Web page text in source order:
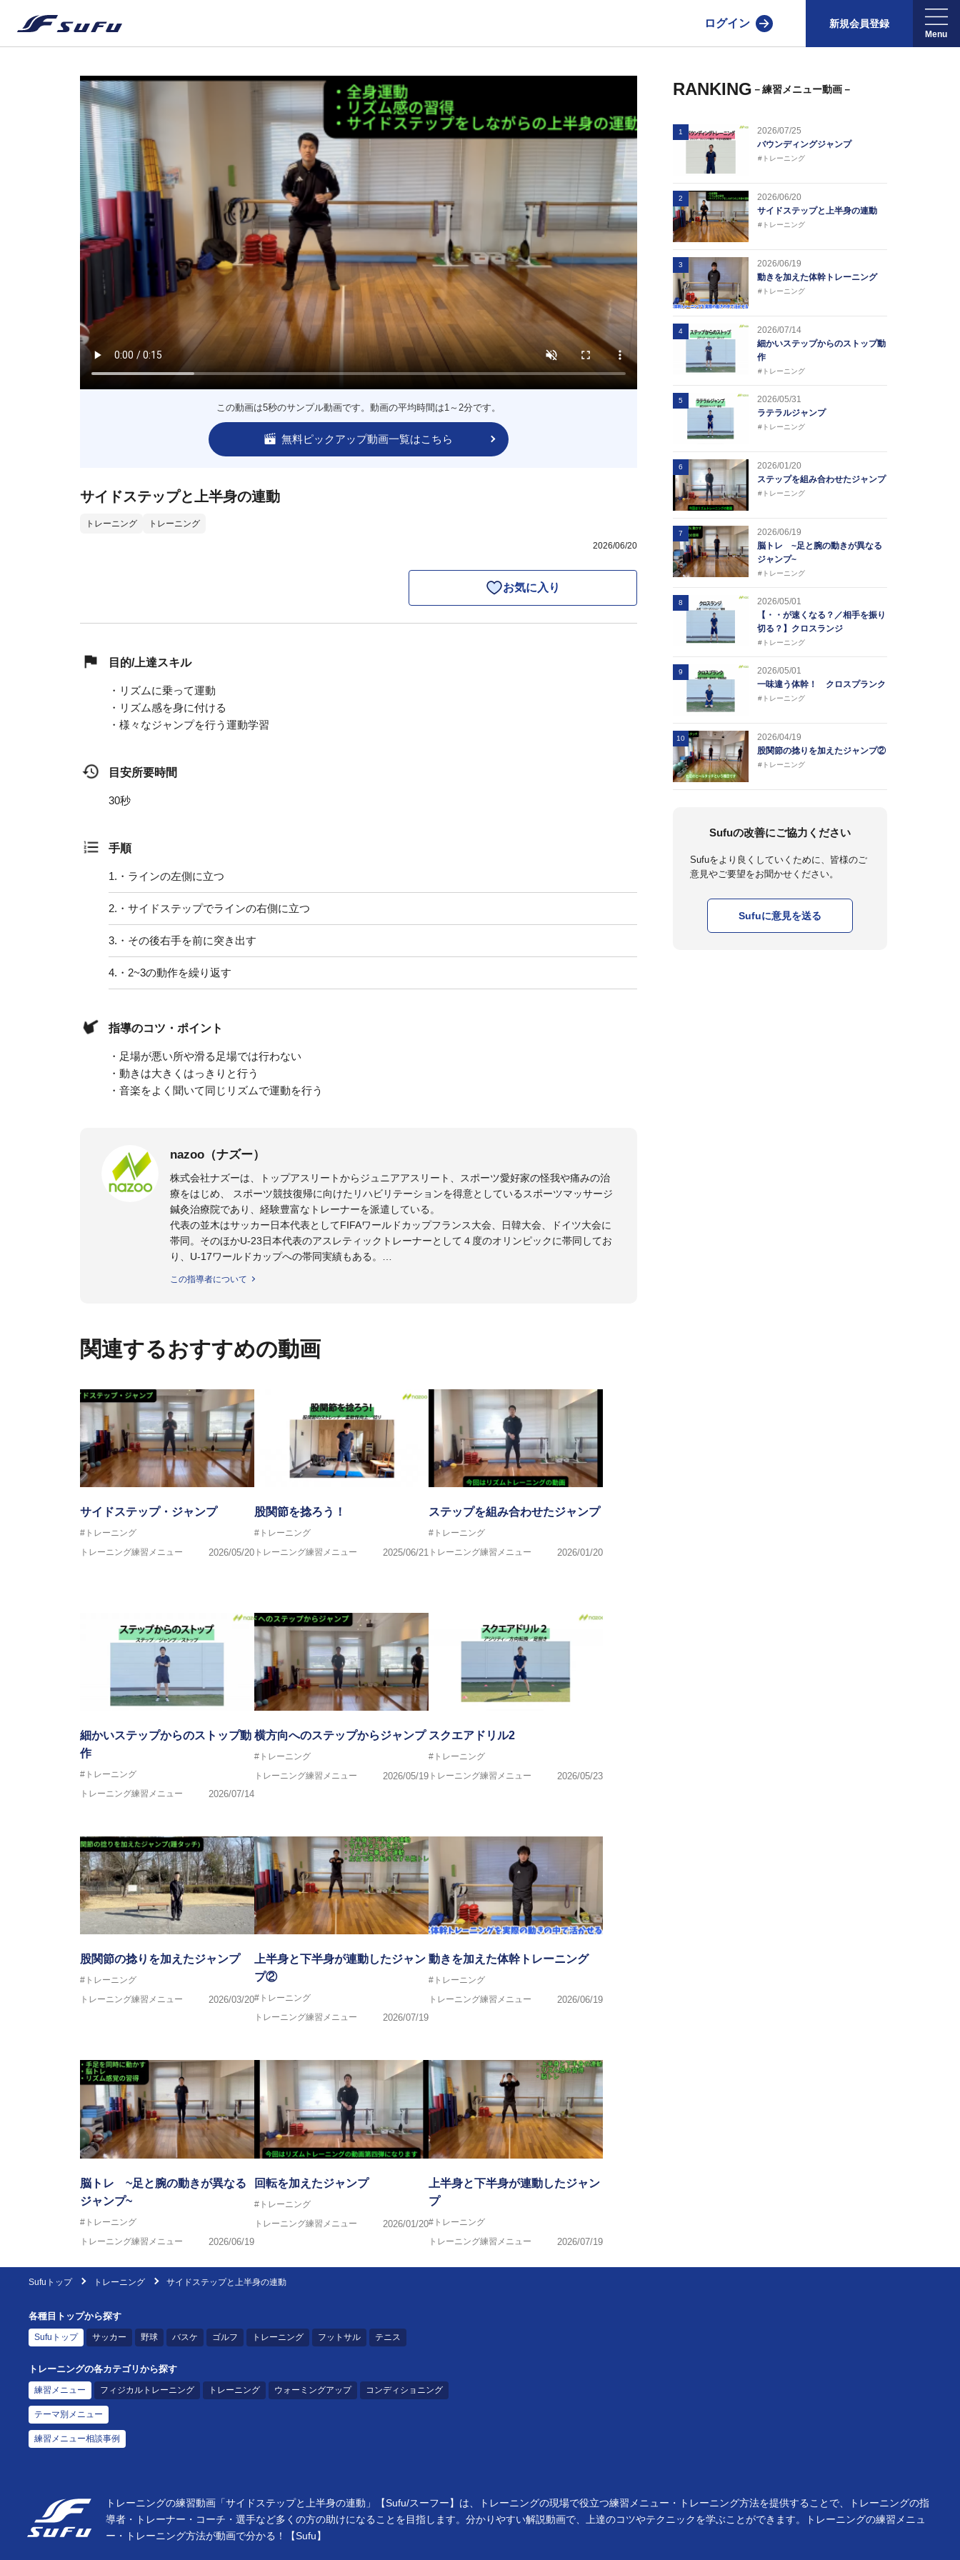
ログイン 新規会員登録
この動画は5秒のサンプル動画です。動画の平均時間は1～2分です。
無料ピックアップ動画一覧はこちら
サイドステップと上半身の連動
トレーニング トレーニング
2026/06/20
お気に入り
目的/上達スキル
・リズムに乗って運動
・リズム感を身に付ける
・様々なジャンプを行う運動学習
目安所要時間
30秒
手順
1. ・ラインの左側に立つ
2. ・サイドステップでラインの右側に立つ
3. ・その後右手を前に突き出す
4. ・2~3の動作を繰り返す
指導のコツ・ポイント
・足場が悪い所や滑る足場では行わない
・動きは大きくはっきりと行う
・音楽をよく聞いて同じリズムで運動を行う
nazoo（ナズー）
株式会社ナズーは、トップアスリートからジュニアアスリート、スポーツ愛好家の怪我や痛みの治
療をはじめ、 スポーツ競技復帰に向けたリハビリテーションを得意としているスポーツマッサージ
鍼灸治療院であり、経験豊富なトレーナーを派遣している。
代表の並木はサッカー日本代表としてFIFAワールドカップフランス大会、日韓大会、ドイツ大会に
帯同。そのほかU-23日本代表のアスレティックトレーナーとして４度のオリンピックに帯同してお
り、U-17ワールドカップへの帯同実績もある。
「一人一人の健康な人生をサポートする」を企業理念として掲げ、世の中の人々の『健康』をあら
この指導者について
関連するおすすめの動画
サイドステップ・ジャンプ
#トレーニング
トレーニング練習メニュー
2026/05/20
股関節を捻ろう！
#トレーニング
トレーニング練習メニュー
2025/06/21
ステップを組み合わせたジャンプ
#トレーニング
トレーニング練習メニュー
2026/01/20
細かいステップからのストップ動
作
#トレーニング
トレーニング練習メニュー
2026/07/14
横方向へのステップからジャンプ
#トレーニング
トレーニング練習メニュー
2026/05/19
スクエアドリル2
#トレーニング
トレーニング練習メニュー
2026/05/23
股関節の捻りを加えたジャンプ
#トレーニング
トレーニング練習メニュー
2026/03/20
上半身と下半身が連動したジャン
プ②
#トレーニング
トレーニング練習メニュー
2026/07/19
動きを加えた体幹トレーニング
#トレーニング
トレーニング練習メニュー
2026/06/19
脳トレ ~足と腕の動きが異なる
ジャンプ~
#トレーニング
トレーニング練習メニュー
2026/06/19
回転を加えたジャンプ
#トレーニング
トレーニング練習メニュー
2026/01/20
上半身と下半身が連動したジャン
プ
#トレーニング
トレーニング練習メニュー
2026/07/19
RANKING －練習メニュー動画－
1
2026/07/25
バウンディングジャンプ
#トレーニング
2
2026/06/20
サイドステップと上半身の連動
#トレーニング
3
2026/06/19
動きを加えた体幹トレーニング
#トレーニング
4
2026/07/14
細かいステップからのストップ動
作
#トレーニング
5
2026/05/31
ラテラルジャンプ
#トレーニング
6
2026/01/20
ステップを組み合わせたジャンプ
#トレーニング
7
2026/06/19
脳トレ ~足と腕の動きが異なる
ジャンプ~
#トレーニング
8
2026/05/01
【・・が速くなる？／相手を振り
切る？】クロスランジ
#トレーニング
9
2026/05/01
一味違う体幹！ クロスプランク
#トレーニング
10
2026/04/19
股関節の捻りを加えたジャンプ②
#トレーニング
Sufuの改善にご協力ください
Sufuをより良くしていくために、皆様のご
意見やご要望をお聞かせください。
Sufuに意見を送る
Sufuトップ トレーニング サイドステップと上半身の連動
各種目トップから探す
Sufuトップ サッカー 野球 バスケ ゴルフ トレーニング フットサル テニス
トレーニングの各カテゴリから探す
練習メニュー フィジカルトレーニング トレーニング ウォーミングアップ コンディショニング
テーマ別メニュー
練習メニュー相談事例
トレーニングの練習動画「サイドステップと上半身の連動」【Sufu/スーフー】は、トレーニングの現場で役立つ練習メニュー・トレーニング方法を提供することで、トレーニングの指
導者・トレーナー・コーチ・選手など多くの方の助けになることを目指します。分かりやすい解説動画で、上達のコツやテクニックを学ぶことができます。トレーニングの練習メニュ
ー・トレーニング方法が動画で分かる！【Sufu】